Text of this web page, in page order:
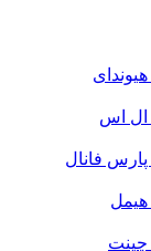
ال اس
پارس فانال
هیمل
چینت